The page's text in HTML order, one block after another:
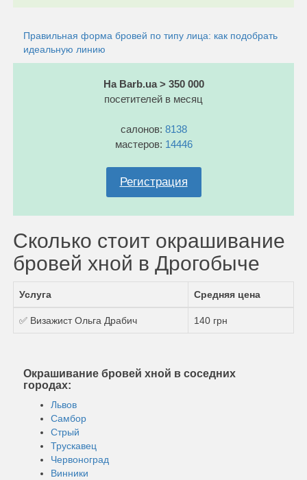
Правильная форма бровей по типу лица: как подобрать
идеальную линию
На Barb.ua > 350 000
посетителей в месяц
салонов: 8138
мастеров: 14446
Регистрация
Сколько стоит окрашивание
бровей хной в Дрогобыче
Услуга Средняя цена
✅ Визажист Ольга Драбич 140 грн
Окрашивание бровей хной в соседних
городах:
Львов
Самбор
Стрый
Трускавец
Червоноград
Винники